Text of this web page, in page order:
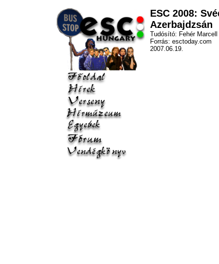
ESC 2008:
Azerbajdzsán
Tudósító: Fehér Marcell
Forrás: esctoday.com
2007.06.19.